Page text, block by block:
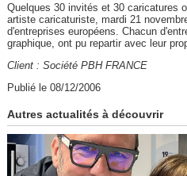
Quelques 30 invités et 30 caricatures
artiste caricaturiste, mardi 21
d'entreprises européens. Chacun
graphique, ont pu repartir avec leur
Client : Société PBH FRANCE
Publié le 08/12/2006
Autres actualités à découvrir